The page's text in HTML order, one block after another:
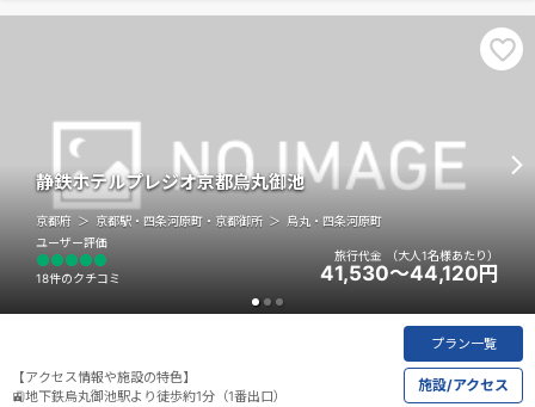
静鉄ホテルプレジオ京都烏丸御池
プラン一覧
施設/アクセス
京都府 京都駅・四条河原町・京都御所 烏丸・四条河原町
【アクセス情報や施設の特色】
🚉地下鉄烏丸御池駅より徒歩約1分（1番出口）
ユーザー評価
18件のクチコミ
旅行代金 （大人1名様あたり）
41,530～44,120 円